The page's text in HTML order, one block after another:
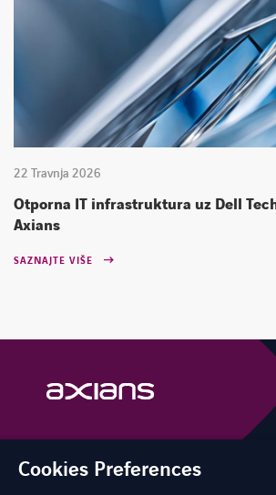
22 Travnja 2026
Otporna IT infrastruktura uz Dell
Axians
SAZNAJTE VIŠE
linkedinyoutubeinstagram
Cookies Preferences